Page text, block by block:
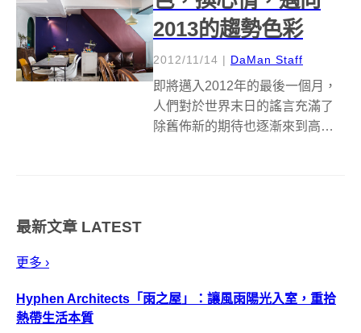
2013的趨勢色彩
2012/11/14 | DaMan Staff
即將邁入2012年的最後一個月，
人們對於世界末日的謠言充滿了
除舊佈新的期待也逐漸來到高
最新文章 LATEST
更多 ›
Hyphen Architects「雨之屋」：讓風雨陽光入室，重拾
熱帶生活本質